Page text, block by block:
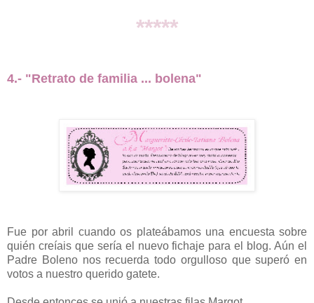
*****
4.- "Retrato de familia ... bolena"
Fue por abril cuando os plateábamos una encuesta sobre
quién creíais que sería el nuevo fichaje para el blog. Aún el
Padre Boleno nos recuerda todo orgulloso que superó en
votos a nuestro querido gatete.